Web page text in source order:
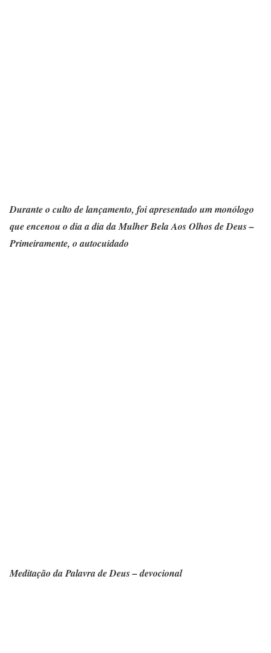
Durante o culto de lançamento, foi apresentado um monólogo
que encenou o dia a dia da Mulher Bela Aos Olhos de Deus –
Primeiramente, o autocuidado
Meditação da Palavra de Deus – devocional